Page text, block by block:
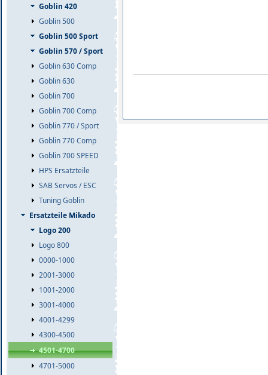
Goblin 420
Goblin 500
Goblin 500 Sport
Goblin 570 / Sport
Goblin 630 Comp
Goblin 630
Goblin 700
Goblin 700 Comp
Goblin 770 / Sport
Goblin 770 Comp
Goblin 700 SPEED
HPS Ersatzteile
SAB Servos / ESC
Tuning Goblin
Ersatzteile Mikado
Logo 200
Logo 800
0000-1000
2001-3000
1001-2000
3001-4000
4001-4299
4300-4500
4501-4700
4701-5000